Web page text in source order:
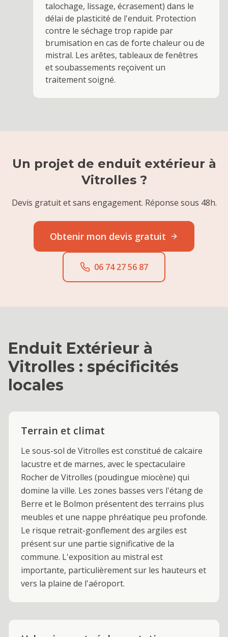
talochage, lissage, écrasement) dans le
délai de plasticité de l'enduit. Protection
contre le séchage trop rapide par
brumisation en cas de forte chaleur ou de
mistral. Les arêtes, tableaux de fenêtres
et soubassements reçoivent un
traitement soigné.
Un projet de enduit extérieur à
Vitrolles?
Devis gratuit et sans engagement. Réponse sous 48h.
Obtenir mon devis gratuit
06 74 27 56 87
Enduit Extérieur à
Vitrolles : spécificités
locales
Terrain et climat
Le sous-sol de Vitrolles est constitué de calcaire
lacustre et de marnes, avec le spectaculaire
Rocher de Vitrolles (poudingue miocène) qui
domine la ville. Les zones basses vers l'étang de
Berre et le Bolmon présentent des terrains plus
meubles et une nappe phréatique peu profonde.
Le risque retrait-gonflement des argiles est
présent sur une partie significative de la
commune. L'exposition au mistral est
importante, particulièrement sur les hauteurs et
vers la plaine de l'aéroport.